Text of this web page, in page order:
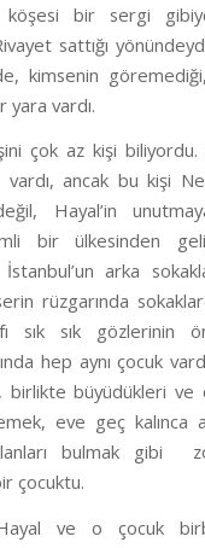
köşesi bir sergi
sattığı
kimsenin
yara vardı.
çok az kişi biliyordu.
ancak bu kişi New
Hayal’in
bir ülkesinden
İstanbul’un arka
rüzgarında
sık sık gözlerinin
hep aynı çocuk
birlikte büyüdükleri ve
eve geç kalınca
bulmak gibi
çocuktu.
ve o çocuk